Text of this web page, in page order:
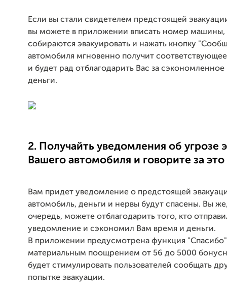
Если вы стали свидетелем предстоящей
вы можете в приложении вписать номер
собираются эвакуировать и нажать кнопку
автомобиля мгновенно получит
и будет рад отблагодарить Вас за
деньги.
2. Получайть уведомления об угрозе
Вашего автомобиля и говорите за
Вам придет уведомление о предстоящей
автомобиль, деньги и нервы будут спасены. Вы
очередь, можете отблагодарить того, кто
уведомление и сэкономил Вам время и деньги.
В приложении предусмотрена функция
материальным поощрением от 56 до 5000
будет стимулировать пользователей сообщать
попытке эвакуации.